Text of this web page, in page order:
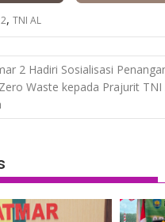
, TNI AL
2 Hadiri Sosialisasi
Waste kepada Prajurit TNI